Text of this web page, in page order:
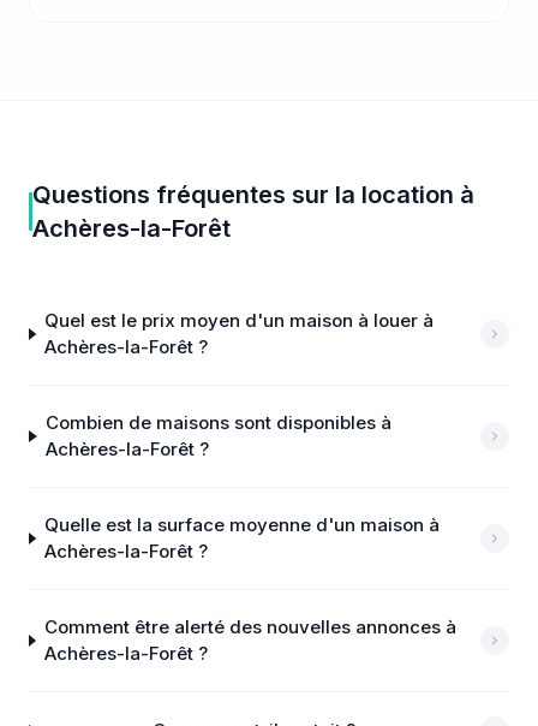
Questions fréquentes sur la location à
Achères-la-Forêt
Quel est le prix moyen d'un maison à louer à
Achères-la-Forêt ?
Combien de maisons sont disponibles à
Achères-la-Forêt ?
Quelle est la surface moyenne d'un maison à
Achères-la-Forêt ?
Comment être alerté des nouvelles annonces à
Achères-la-Forêt ?